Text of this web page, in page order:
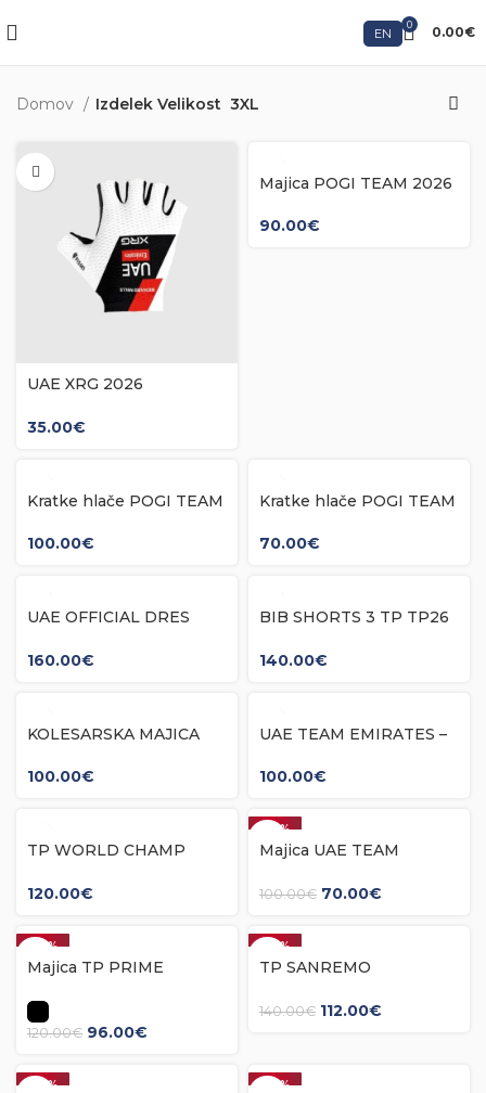
EN
0 0.00€
Domov Izdelek Velikost 3XL
UAE XRG 2026
35.00€
Majica POGI TEAM 2026
90.00€
Kratke hlače POGI TEAM
100.00€
Kratke hlače POGI TEAM
70.00€
UAE OFFICIAL DRES
160.00€
BIB SHORTS 3 TP TP26
140.00€
KOLESARSKA MAJICA
2026
100.00€
UAE TEAM EMIRATES –
MAJICA
100.00€
TP WORLD CHAMP
120.00€
-30%
Majica UAE TEAM
100.00€ 70.00€
-20%
Majica TP PRIME
CELEBRATIONS
120.00€ 96.00€
-20%
TP SANREMO
kratke hlače
140.00€ 112.00€
-20% -20%